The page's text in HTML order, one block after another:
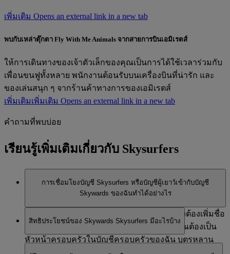
เพิ่มเติม Opens an external link in a new tab
พบกับเหล่าตุ๊กตา Fly With Me Animals จากสายการบินเอมิเรตส์
ให้การเดินทางของเจ้าตัวเล็กของคุณเป็นการได้ใช้เวลาร่วมกับ
เพื่อนขนฟูทั้งหลาย พนักงานต้อนรับบนเครื่องบินที่น่ารัก และ
ของเล่นสนุก ๆ จากร้านค้าทางการของเอมิเรตส์
เพิ่มเติมเพิ่มเติม Opens an external link in a new tab
คำถามที่พบบ่อย
เรียนรู้เพิ่มเติมเกี่ยวกับ Skysurfers
การเชื่อมโยงบัญชี Skysurfers หรือบัญชีผู้เยาว์เข้ากับบัญชี
Skywards ของฉันทำได้อย่างไร
หากคุณมีบัญชีครอบครัวของฉันแล้ว คุณเพียงต้องเพิ่มชื่อ
บุตรหลานของคุณเป็นสมาชิกในครอบครัว คุณต้องเป็น
หัวหน้าครอบครัวในบัญชีครอบครัวของฉัน บุตรหลาน
ของคุณต้องเป็นสมาชิก Skywards Skysurfers อยู่แล้ว และ
สิทธิประโยชน์ของ Skywards Skysurfers มีอะไรบ้าง